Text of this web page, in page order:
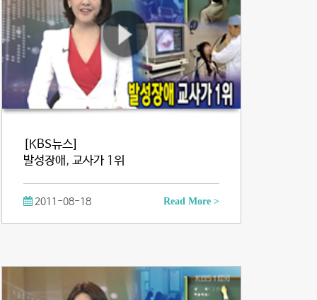
[KBS뉴스]
발성장애, 교사가 1위
2011-08-18 Read More >